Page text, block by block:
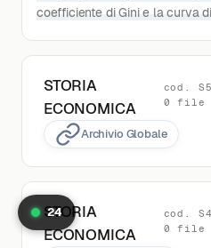
coefficiente di Gini e la curva
STORIA
ECONOMICA
cod.
0 file
Archivio Globale
STORIA
ECONOMICA
cod.
0 file
24